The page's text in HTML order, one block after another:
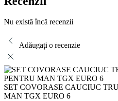
Nu există încă recenzii
Adăugați o recenzie
SET COVORASE CAUCIUC
MAN TGX EURO 6